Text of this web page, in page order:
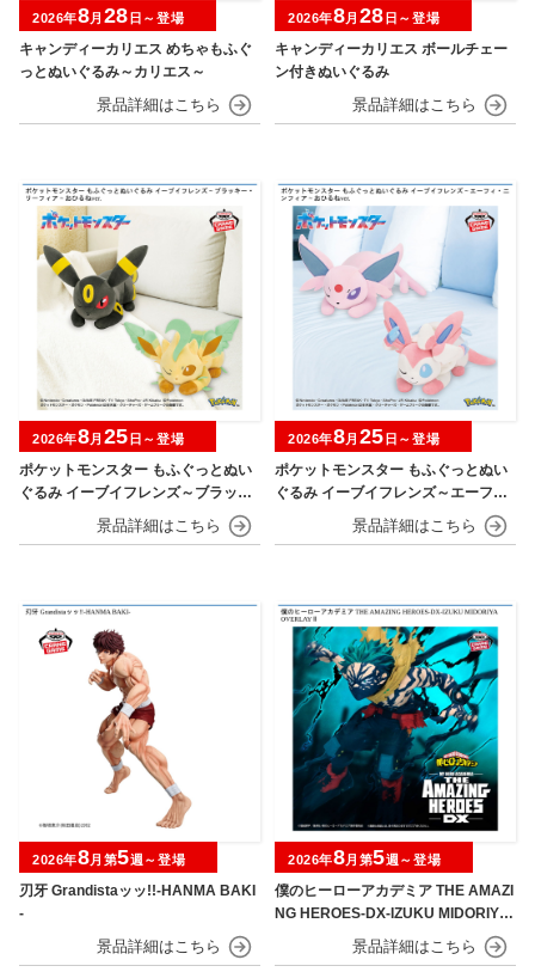
キャンディーカリエス めちゃもふぐ
っとぬいぐるみ～カリエス～
2026年8月 28 日～登場
キャンディーカリエス ボールチェー
ン付きぬいぐるみ
2026年8月 28 日～登場
ポケットモンスター もふぐっとぬい
ぐるみ イーブイフレンズ～ブラッキ
ー・リーフィア～おひるねver.
2026年8月 25 日～登場
ポケットモンスター もふぐっとぬい
ぐるみ イーブイフレンズ～エーフ
ィ・ニンフィア～おひるねver.
2026年8月 25 日～登場
刃牙 Grandistaッッ!!-HANMA BAKI
-
2026年8月第5週～登場
僕のヒーローアカデミア THE AMAZI
NG HEROES-DX-IZUKU MIDORIYA
OVERLAY Ⅱ
2026年8月第5週～登場